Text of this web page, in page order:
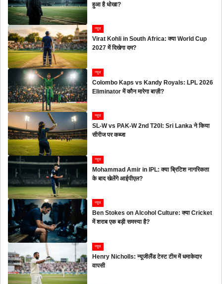
हुआ है धोखा?
न्यूज
Virat Kohli in South Africa: क्या World Cup
2027 में दिखेगा दम?
न्यूज
Colombo Kaps vs Kandy Royals: LPL 2026
Eliminator में कौन मारेगा बाज़ी?
न्यूज
SL-W vs PAK-W 2nd T20I: Sri Lanka ने किया
सीरीज पर कब्जा
न्यूज
Mohammad Amir in IPL: क्या ब्रिटिश नागरिकता
के बाद खेलेंगे आईपीएल?
न्यूज
Ben Stokes on Alcohol Culture: क्या Cricket
में शराब एक बड़ी समस्या है?
न्यूज
Henry Nicholls: न्यूजीलैंड टेस्ट टीम में धमाकेदार
वापसी